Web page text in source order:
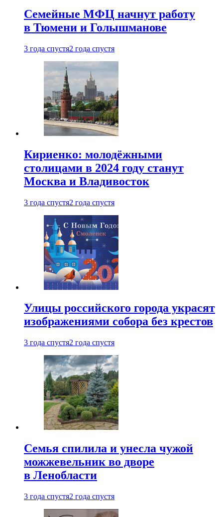
Семейные МФЦ начнут работу
в Тюмени и Голышманове
3 года спустя2 года спустя
Кириенко: молодёжными
столицами в 2024 году станут
Москва и Владивосток
3 года спустя2 года спустя
Улицы российского города украсят
изображениями собора без крестов
3 года спустя2 года спустя
Семья спилила и унесла чужой
можжевельник во дворе
в Ленобласти
3 года спустя2 года спустя